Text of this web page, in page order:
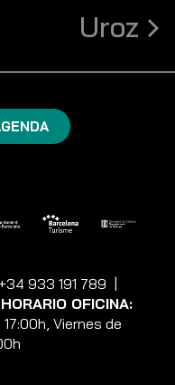
Uroz
933 191 789 |
HORARIO OFICINA:
Viernes de